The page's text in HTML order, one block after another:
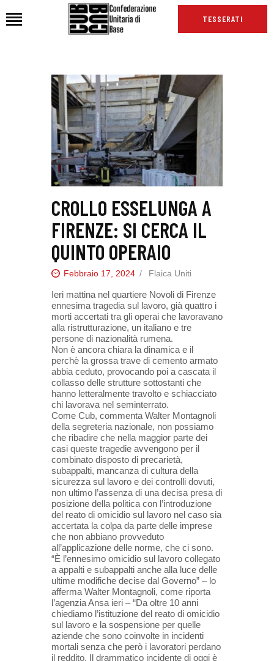
TESSERATI
HOME
CHI SIAMO
SEDI
NEWS
PODCAST CUB
TG CUB
INTERNAZIONALE
RASSEGNA STAMPA
CROLLO ESSELUNGA A
FIRENZE: SI CERCA IL
QUINTO OPERAIO
Febbraio 17, 2024 Flaica Uniti
Ieri mattina nel quartiere Novoli di Firenze
ennesima tragedia sul lavoro, già quattro i
morti accertati tra gli operai che lavoravano
alla ristrutturazione, un italiano e tre
persone di nazionalità rumena.
Non è ancora chiara la dinamica e il
perchè la grossa trave di cemento armato
abbia ceduto, provocando poi a cascata il
collasso delle strutture sottostanti che
hanno letteralmente travolto e schiacciato
chi lavorava nel seminterrato.
Come Cub, commenta Walter Montagnoli
della segreteria nazionale, non possiamo
che ribadire che nella maggior parte dei
casi queste tragedie avvengono per il
combinato disposto di precarietà,
subappalti, mancanza di cultura della
sicurezza sul lavoro e dei controlli dovuti,
non ultimo l’assenza di una decisa presa di
posizione della politica con l’introduzione
del reato di omicidio sul lavoro nel caso sia
accertata la colpa da parte delle imprese
che non abbiano provveduto
all’applicazione delle norme, che ci sono.
“È l’ennesimo omicidio sul lavoro collegato
a appalti e subappalti anche alla luce delle
ultime modifiche decise dal Governo” – lo
afferma Walter Montagnoli, come riporta
l’agenzia Ansa ieri – “Da oltre 10 anni
chiediamo l’istituzione del reato di omicidio
sul lavoro e la sospensione per quelle
aziende che sono coinvolte in incidenti
mortali senza che però i lavoratori perdano
il reddito. Il drammatico incidente di oggi è